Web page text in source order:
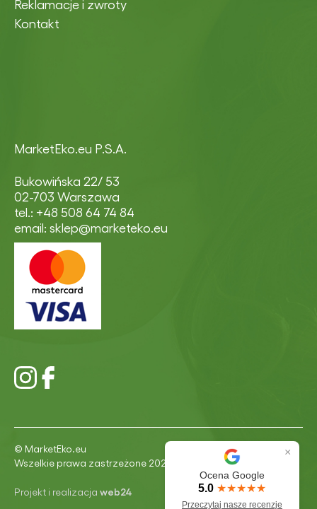
×
Ocena Google
5.0 ★★★★★
Przeczytaj nasze recenzje
MarketEko.eu P.S.A.
Bukowińska 22/ 53
02-703 Warszawa
tel.: +48 508 64 74 84
email: sklep@marketeko.eu
Reklamacje i zwroty
Kontakt
© MarketEko.eu
Wszelkie prawa zastrzeżone 2026
Projekt i realizacja web24